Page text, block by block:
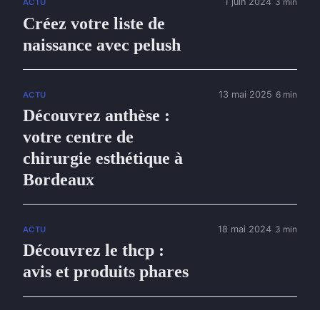
ACTU
Créez votre liste de
naissance avec pelush
ACTU
Découvrez anthèse :
votre centre de
chirurgie esthétique à
Bordeaux
13 mai 2025 6 min
ACTU
Découvrez le thcp :
avis et produits phares
18 mai 2024 3 min